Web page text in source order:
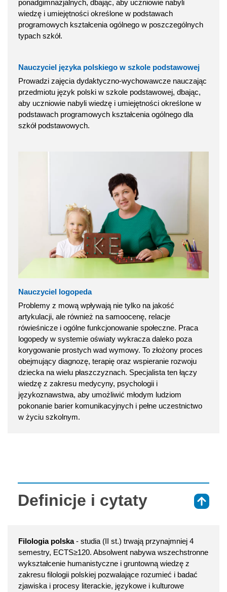
ponadgimnazjalnych, dbając, aby uczniowie nabyli
wiedzę i umiejętności określone w podstawach
programowych kształcenia ogólnego w poszczególnych
typach szkół.
Nauczyciel języka polskiego w szkole podstawowej
Prowadzi zajęcia dydaktyczno-wychowawcze nauczając
przedmiotu język polski w szkole podstawowej, dbając,
aby uczniowie nabyli wiedzę i umiejętności określone w
podstawach programowych kształcenia ogólnego dla
szkół podstawowych.
Nauczyciel logopeda
Problemy z mową wpływają nie tylko na jakość
artykulacji, ale również na samoocenę, relacje
rówieśnicze i ogólne funkcjonowanie społeczne. Praca
logopedy w systemie oświaty wykracza daleko poza
korygowanie prostych wad wymowy. To złożony proces
obejmujący diagnozę, terapię oraz wspieranie rozwoju
dziecka na wielu płaszczyznach. Specjalista ten łączy
wiedzę z zakresu medycyny, psychologii i
językoznawstwa, aby umożliwić młodym ludziom
pokonanie barier komunikacyjnych i pełne uczestnictwo
w życiu szkolnym.
Definicje i cytaty
Filologia polska- studia (II st.) trwają przynajmniej 4
semestry, ECTS≥120. Absolwent nabywa wszechstronne
wykształcenie humanistyczne i gruntowną wiedzę z
zakresu filologii polskiej pozwalające rozumieć i badać
zjawiska i procesy literackie, językowe i kulturowe